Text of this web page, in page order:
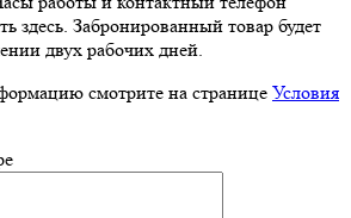
здесь. Забронированный товар будет
двух рабочих дней.
смотрите на странице Условия